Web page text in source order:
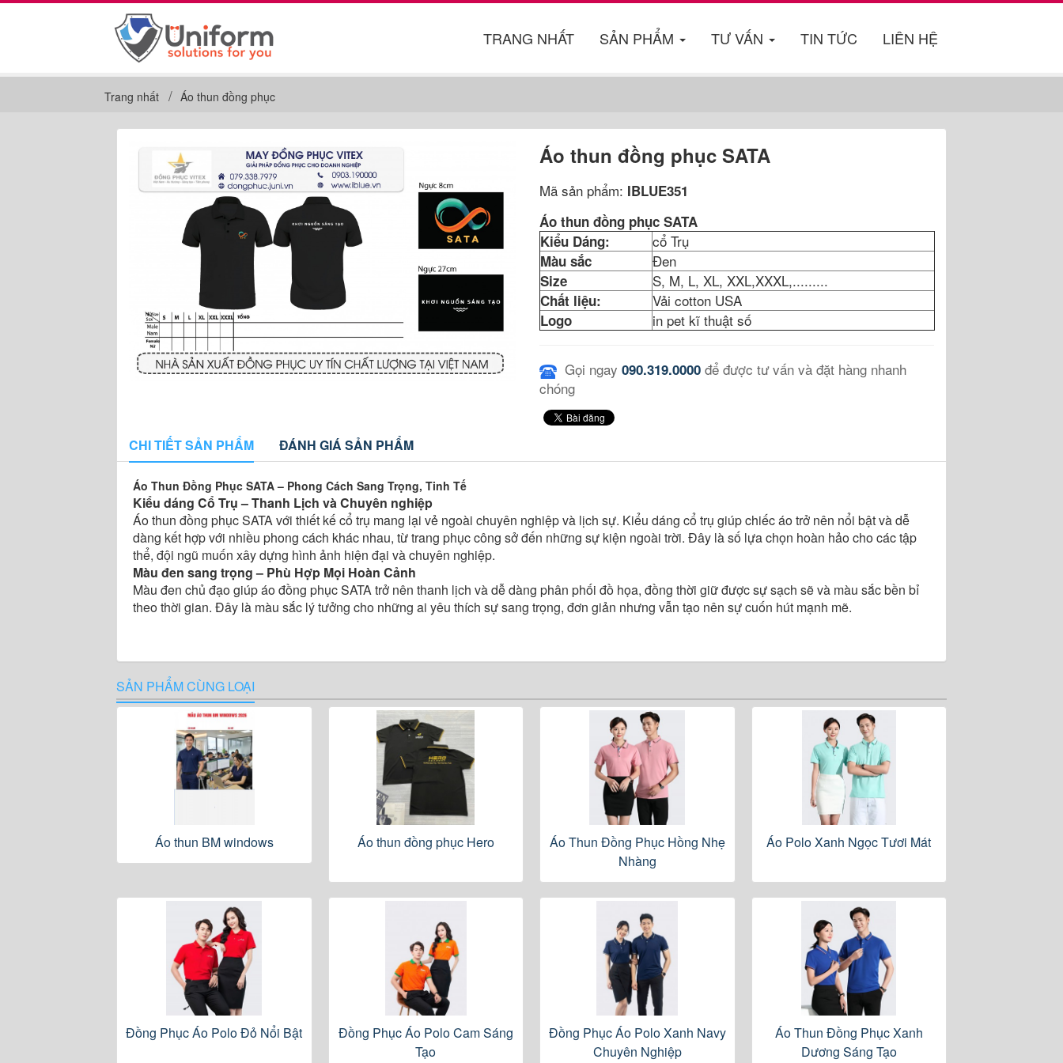
TRANG NHẤT SẢN PHẨM TƯ VẤN TIN TỨC LIÊN HỆ
Trang nhất Áo thun đồng phục
Áo thun đồng phục SATA
Mã sản phẩm: IBLUE351
Áo thun đồng phục SATA
Kiểu Dáng:
cổ Trụ
Màu sắc Đen
Size S, M, L, XL, XXL,XXXL,.........
Chất liệu: Vải cotton USA
Logo in pet kĩ thuật số
Gọi ngay 090.319.0000 để được tư vấn và đặt hàng nhanh
chóng
CHI TIẾT SẢN PHẨM ĐÁNH GIÁ SẢN PHẨM
Áo Thun Đồng Phục SATA – Phong Cách Sang Trọng, Tinh Tế
Kiểu dáng Cổ Trụ – Thanh Lịch và Chuyên nghiệp
Áo thun đồng phục SATA với thiết kế cổ trụ mang lại vẻ ngoài chuyên nghiệp và lịch sự. Kiểu dáng cổ trụ giúp chiếc áo trở nên nổi bật và dễ
dàng kết hợp với nhiều phong cách khác nhau, từ trang phục công sở đến những sự kiện ngoài trời. Đây là số lựa chọn hoàn hảo cho các tập
thể, đội ngũ muốn xây dựng hình ảnh hiện đại và chuyên nghiệp.
Màu đen sang trọng – Phù Hợp Mọi Hoàn Cảnh
Màu đen chủ đạo giúp áo đồng phục SATA trở nên thanh lịch và dễ dàng phân phối đồ họa, đồng thời giữ được sự sạch sẽ và màu sắc bền bỉ
theo thời gian. Đây là màu sắc lý tưởng cho những ai yêu thích sự sang trọng, đơn giản nhưng vẫn tạo nên sự cuốn hút mạnh mẽ.
SẢN PHẨM CÙNG LOẠI
Áo thun BM windows Áo thun đồng phục Hero
Áo Thun Đồng Phục Hồng Nhẹ
Nhàng
Áo Polo Xanh Ngọc Tươi Mát
Đồng Phục Áo Polo Đỏ Nổi Bật
Đồng Phục Áo Polo Cam Sáng
Tạo
Đồng Phục Áo Polo Xanh Navy
Chuyên Nghiệp
Áo Thun Đồng Phục Xanh
Dương Sáng Tạo